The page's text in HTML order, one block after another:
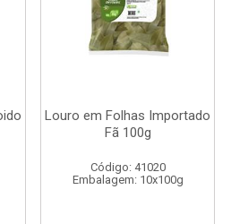
Louro em Folhas Importado
Fã 100g
Código: 41020
Embalagem: 10x100g